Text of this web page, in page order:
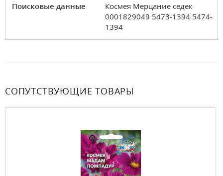
Поисковые данные
Космея Мерцание седек
0001829049 5473-1394 5474-
1394
СОПУТСТВУЮЩИЕ ТОВАРЫ